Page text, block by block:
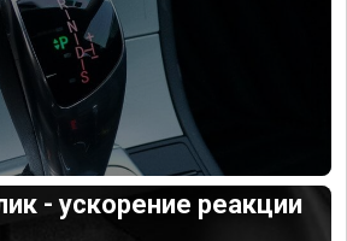
- ускорение реакции